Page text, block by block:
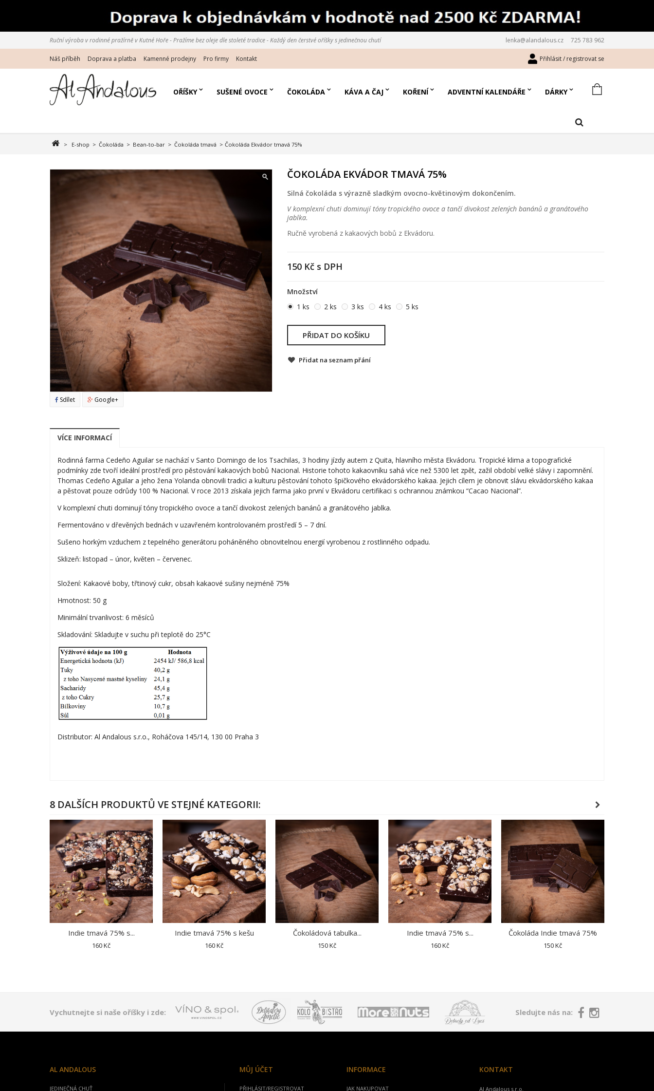
lenka@alandalous.cz 725 783 962
Ruční výroba v rodinné pražírně v Kutné Hoře - Pražíme bez oleje dle stoleté tradice - Každý den čerstvé oříšky s jedinečnou chutí
Přihlásit / registrovat se
Náš příběh Doprava a platba Kamenné prodejny Pro firmy Kontakt
OŘÍŠKY SUŠENÉ OVOCE ČOKOLÁDA KÁVA A ČAJ KOŘENÍ ADVENTNÍ KALENDÁŘE DÁRKY
> E-shop > Čokoláda > Bean-to-bar > Čokoláda tmavá > Čokoláda Ekvádor tmavá 75%
Sdílet Google+
ČOKOLÁDA EKVÁDOR TMAVÁ 75%
Silná čokoláda s výrazně sladkým ovocno-květinovým dokončením.
V komplexní chuti dominují tóny tropického ovoce a tančí divokost zelených banánů a granátového
jablka.
Ručně vyrobená z kakaových bobů z Ekvádoru.
150 Kčs DPH
Množství
1 ks
2 ks 3 ks 4 ks 5 ks
PŘIDAT DO KOŠÍKU
Přidat na seznam přání
VÍCE INFORMACÍ
Rodinná farma Cedeño Aguilar se nachází v Santo Domingo de los Tsachilas, 3 hodiny jízdy autem z Quita, hlavního města Ekvádoru. Tropické klima a topografické
podmínky zde tvoří ideální prostředí pro pěstování kakaových bobů Nacional. Historie tohoto kakaovníku sahá více než 5300 let zpět, zažil období velké slávy i zapomnění.
Thomas Cedeño Aguilar a jeho žena Yolanda obnovili tradici a kulturu pěstování tohoto špičkového ekvádorského kakaa. Jejich cílem je obnovit slávu ekvádorského kakaa
a pěstovat pouze odrůdy 100 % Nacional. V roce 2013 získala jejich farma jako první v Ekvádoru certifikaci s ochrannou známkou “Cacao Nacional”.
V komplexní chuti dominují tóny tropického ovoce a tančí divokost zelených banánů a granátového jablka.
Fermentováno v dřevěných bednách v uzavřeném kontrolovaném prostředí 5 – 7 dní.
Sušeno horkým vzduchem z tepelného generátoru poháněného obnovitelnou energií vyrobenou z rostlinného odpadu.
Sklizeň: listopad – únor, květen – červenec.
Složení: Kakaové boby, třtinový cukr, obsah kakaové sušiny nejméně 75%
Hmotnost: 50 g
Minimální trvanlivost: 6 měsíců
Skladování: Skladujte v suchu při teplotě do 25°C
Distributor: Al Andalous s.r.o., Roháčova 145/14, 130 00 Praha 3
8 DALŠÍCH PRODUKTŮ VE STEJNÉ KATEGORII:
Indie tmavá 75% s...
160 Kč
Indie tmavá 75% s kešu
160 Kč
Čokoládová tabulka...
150 Kč
Indie tmavá 75% s...
160 Kč
Čokoláda Indie tmavá 75%
150 Kč
Vychutnejte si naše oříšky i zde: Sledujte nás na:
AL ANDALOUS
JEDINEČNÁ CHUŤ
MŮJ ÚČET
PŘIHLÁSIT/REGISTROVAT
INFORMACE
JAK NAKUPOVAT
KONTAKT
Al Andalous s.r.o.